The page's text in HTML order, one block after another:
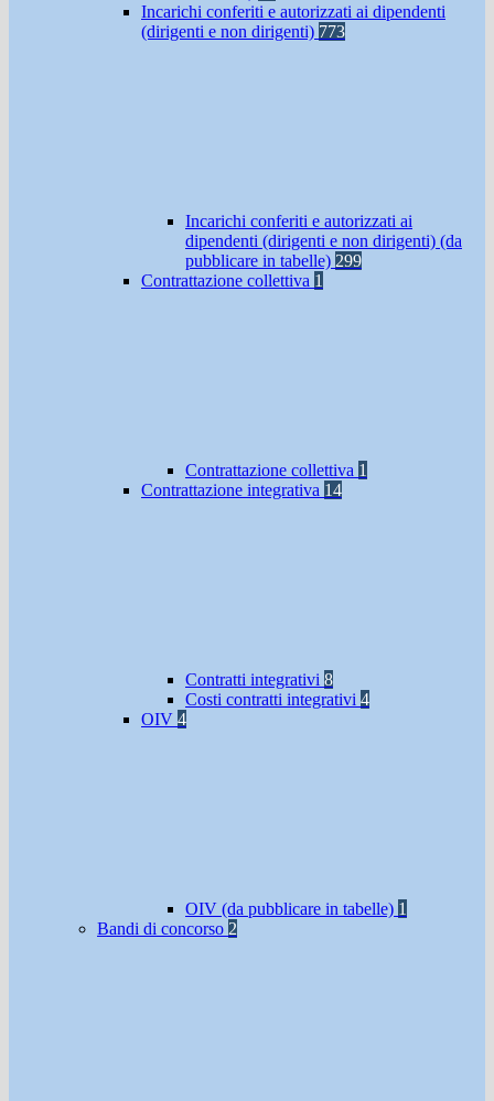
Incarichi conferiti e autorizzati ai dipendenti
(dirigenti e non dirigenti) 773
Incarichi conferiti e autorizzati ai
dipendenti (dirigenti e non dirigenti) (da
pubblicare in tabelle) 299
Contrattazione collettiva 1
Contrattazione collettiva 1
Contrattazione integrativa 14
Contratti integrativi 8
Costi contratti integrativi 4
OIV 4
OIV (da pubblicare in tabelle) 1
Bandi di concorso 2